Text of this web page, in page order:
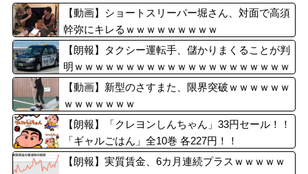
【動画】ショートスリーパー堀さん、対面で高須
幹弥にキレるｗｗｗｗｗｗｗｗｗ
【朗報】タクシー運転手、儲かりまくることが判
明ｗｗｗｗｗｗｗｗｗｗｗｗｗｗｗｗｗｗｗｗｗ
ｗｗｗｗ
【動画】新型のさすまた、限界突破ｗｗｗｗｗｗ
ｗｗｗｗｗｗｗ
【朗報】「クレヨンしんちゃん」33円セール！！
「ギャルごはん」全10巻 各227円！！
【朗報】実質賃金、6カ月連続プラスｗｗｗｗｗ